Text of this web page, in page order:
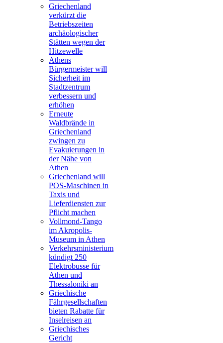
Griechenland
verkürzt die
Betriebszeiten
archäologischer
Stätten wegen der
Hitzewelle
Athens
Bürgermeister will
Sicherheit im
Stadtzentrum
verbessern und
erhöhen
Erneute
Waldbrände in
Griechenland
zwingen zu
Evakuierungen in
der Nähe von
Athen
Griechenland will
POS-Maschinen in
Taxis und
Lieferdiensten zur
Pflicht machen
Vollmond-Tango
im Akropolis-
Museum in Athen
Verkehrsministerium
kündigt 250
Elektrobusse für
Athen und
Thessaloniki an
Griechische
Fährgesellschaften
bieten Rabatte für
Inselreisen an
Griechisches
Gericht